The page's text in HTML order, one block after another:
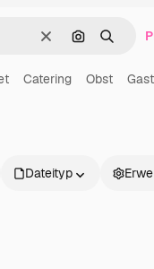
LöschenNach Bild
Suchen
Catering Obst
Dateityp